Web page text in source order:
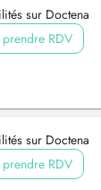
sur Doctena
RDV
sur Doctena
RDV